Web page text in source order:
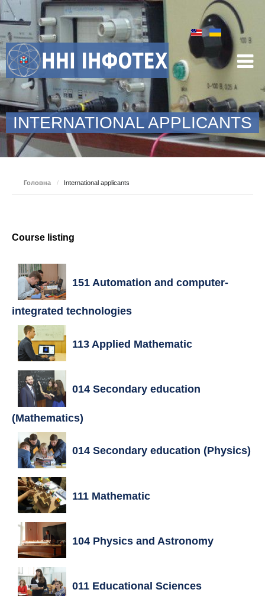
INTERNATIONAL APPLICANTS
Головна / International applicants
Course listing
151 Automation and computer-
integrated technologies
113 Applied Mathematic
014 Secondary education
(Mathematics)
014 Secondary education (Physics)
111 Mathematic
104 Physics and Astronomy
011 Educational Sciences